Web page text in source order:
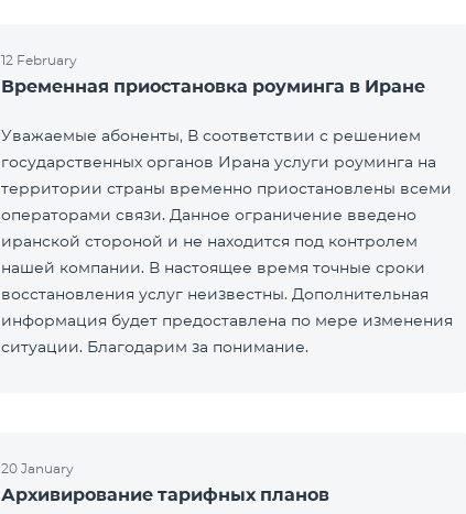
12 February
Временная приостановка роуминга в Иране
Уважаемые абоненты, В соответствии с решением
государственных органов Ирана услуги роуминга на
территории страны временно приостановлены всеми
операторами связи. Данное ограничение введено
иранской стороной и не находится под контролем
нашей компании. В настоящее время точные сроки
восстановления услуг неизвестны. Дополнительная
информация будет предоставлена по мере изменения
ситуации. Благодарим за понимание.
20 January
Архивирование тарифных планов